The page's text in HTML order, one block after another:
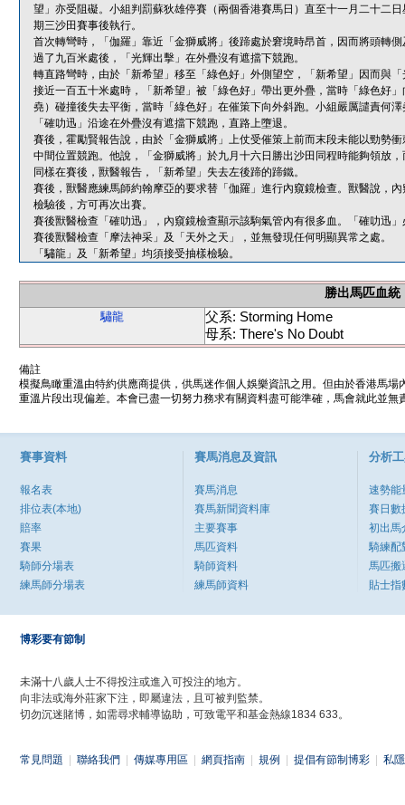
望」亦受阻礙。小組判罰蘇狄雄停賽（兩個香港賽馬日）直至十一月二十二
期三沙田賽事後執行。
首次轉彎時，「伽羅」靠近「金獅威將」後蹄處於窘境時昂首，因而將頭轉
過了九百米處後，「光輝出擊」在外疊沒有遮擋下競跑。
轉直路彎時，由於「新希望」移至「綠色好」外側望空，「新希望」因而與
接近一百五十米處時，「新希望」被「綠色好」帶出更外疊，當時「綠色好
堯）碰撞後失去平衡，當時「綠色好」在催策下向外斜跑。小組嚴厲譴責何
「確叻迅」沿途在外疊沒有遮擋下競跑，直路上墮退。
賽後，霍勵賢報告說，由於「金獅威將」上仗受催策上前而末段未能以勁勢
中間位置競跑。他說，「金獅威將」於九月十六日勝出沙田同程時能夠領放
同樣在賽後，獸醫報告，「新希望」失去左後蹄的蹄鐵。
賽後，獸醫應練馬師約翰摩亞的要求替「伽羅」進行內窺鏡檢查。獸醫說，
檢驗後，方可再次出賽。
賽後獸醫檢查「確叻迅」，內窺鏡檢查顯示該駒氣管內有很多血。「確叻迅
賽後獸醫檢查「摩法神采」及「天外之天」，並無發現任何明顯異常之處。
「驌龍」及「新希望」均須接受抽樣檢驗。
勝出馬匹血統
驌龍
父系: Storming Home
母系: There's No Doubt
備註
模擬鳥瞰重溫由特約供應商提供，供馬迷作個人娛樂資訊之用。但由於香港馬
重溫片段出現偏差。本會已盡一切努力務求有關資料盡可能準確，馬會就此並
賽事資料
報名表
排位表(本地)
賠率
賽果
騎師分場表
練馬師分場表
賽馬消息及資訊
賽馬消息
賽馬新聞資料庫
主要賽事
馬匹資料
騎師資料
練馬師資料
分析
速勢能
賽日數
初出馬
騎練配
馬匹搬
貼士指
博彩要有節制
未滿十八歲人士不得投注或進入可投注的地方。
向非法或海外莊家下注，即屬違法，且可被判監禁。
切勿沉迷賭博，如需尋求輔導協助，可致電平和基金熱線1834 633。
常見問題 聯絡我們 傳媒專用區 網頁指南 規例 提倡有節制博彩 私